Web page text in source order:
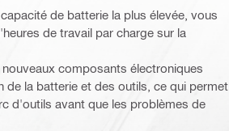
de batterie la plus élevée, vous
de travail par charge sur la
composants électroniques
de la batterie et des outils, ce qui permet
d'outils avant que les problèmes de